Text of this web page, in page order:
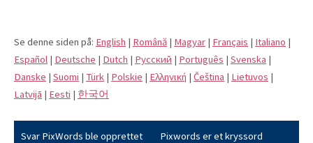
Se denne siden på: English | Română | Magyar | Français | Italiano |
Español | Deutsche | Dutch | Pусский | Português | Svenska |
Danske | Suomi | Türk | Polskie | Eλληνική | Čeština | Lietuvos |
Latvijā | Eesti | 한국어
Svar PixWords ble opprettet
Pixwords er et kryssord